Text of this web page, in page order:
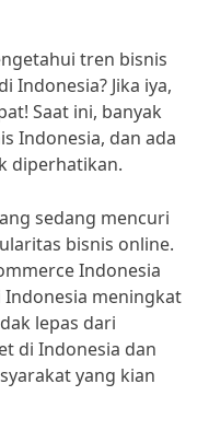
tren bisnis
Indonesia? Jika iya,
Saat ini, banyak
Indonesia, dan ada
diperhatikan.
sedang mencuri
bisnis online.
Indonesia
Indonesia meningkat
lepas dari
di Indonesia dan
yang kian